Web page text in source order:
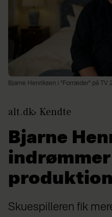
Bjarne Henriksen i "Forræder" på TV
alt.dk Kendte
Bjarne
Skuespilleren fik